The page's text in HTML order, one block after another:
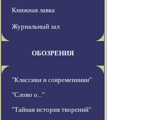
Книжная лавка
Журнальный зал
ОБОЗРЕНИЯ
"Классики и современники"
"Слово о..."
"Тайная история творений"